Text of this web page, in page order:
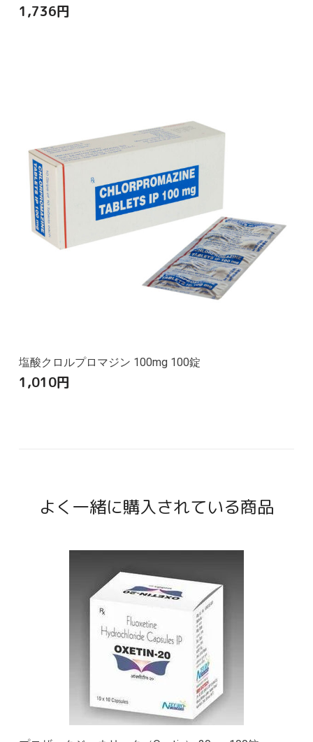
1,736円
塩酸クロルプロマジン 100mg 100錠
1,010円
よく一緒に購入されている商品